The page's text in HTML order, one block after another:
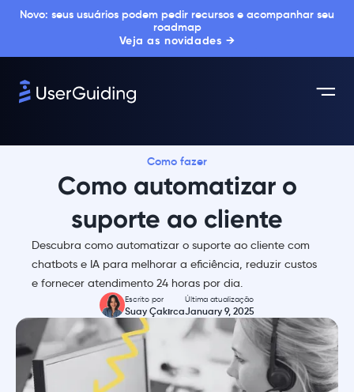
Novo: seus usuários podem pedir recursos e acompanhar seu
roadmap
Veja as novidades →
Como fazer
Como automatizar o
suporte ao cliente
Descubra como automatizar o suporte ao cliente com
chatbots e IA para melhorar a eficiência, reduzir custos
e fornecer atendimento 24 horas por dia.
Escrito por
Suay Çakırca
Última atualização
January 9, 2025